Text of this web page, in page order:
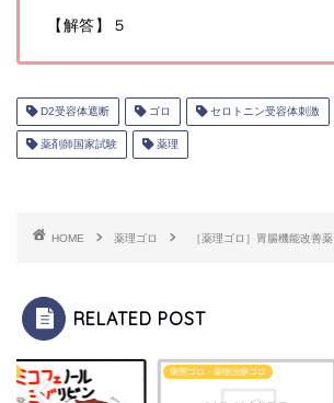
【解答】５
D2受容体遮断 ゴロ セロトニン受容体刺激
薬剤師国家試験 薬理
HOME 薬理ゴロ ［薬理ゴロ］胃腸機能改善薬
RELATED POST
病態ゴロ・薬物治療ゴロ